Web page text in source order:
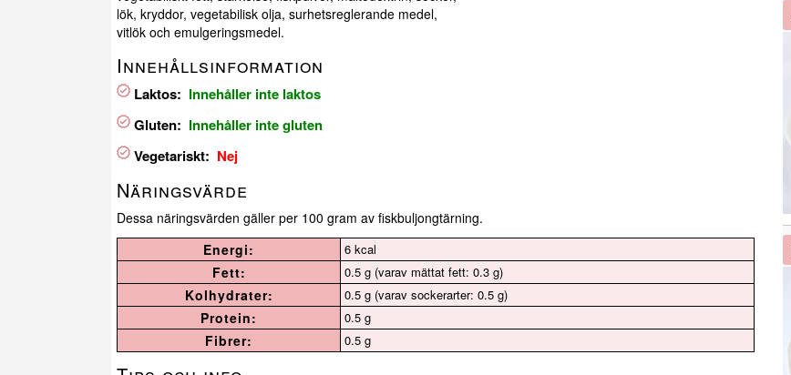
lök, kryddor, vegetabilisk olja, surhetsreglerande medel,
vitlök och emulgeringsmedel.
Innehållsinformation
Laktos: Innehåller inte laktos
Gluten: Innehåller inte gluten
Vegetariskt: Nej
Näringsvärde
Dessa näringsvärden gäller per 100 gram av fiskbuljongtärning.
Energi:
6 kcal
Fett: 0.5 g (varav mättat fett: 0.3 g)
Kolhydrater: 0.5 g (varav sockerarter: 0.5 g)
Protein: 0.5 g
Fibrer: 0.5 g